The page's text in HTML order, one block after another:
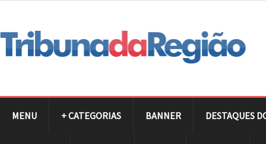
MENU + CATEGORIAS BANNER DESTAQUES